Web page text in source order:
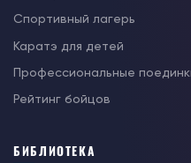
Спортивный лагерь
Каратэ для детей
Профессиональные
Рейтинг бойцов
БИБЛИОТЕКА